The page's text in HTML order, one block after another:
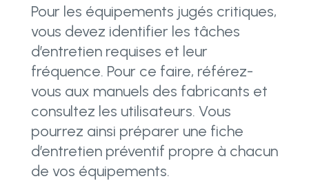
Pour les équipements jugés critiques,
vous devez identifier les tâches
d’entretien requises et leur
fréquence. Pour ce faire, référez-
vous aux manuels des fabricants et
consultez les utilisateurs. Vous
pourrez ainsi préparer une fiche
d’entretien préventif propre à chacun
de vos équipements.